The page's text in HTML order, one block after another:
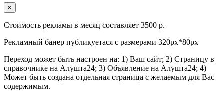
×
Стоимость рекламы в месяц составляет 3500 р.
Рекламный банер публикуетася с размерами 320px*80px
Переход может быть настроен на: 1) Ваш сайт; 2) Страницу в
справочнике на Алушта24; 3) Объявление на Алушта24; 4)
Может быть создана отдельная страница с желаемым для Вас
содержимым.